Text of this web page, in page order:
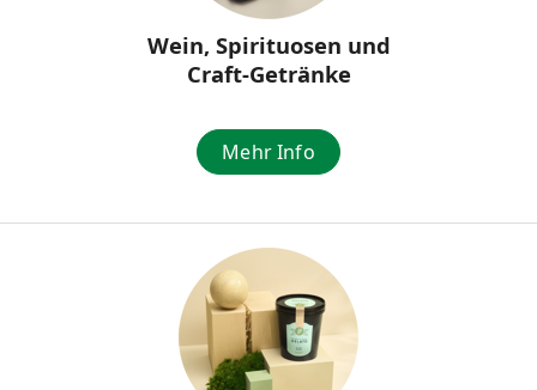
Wein, Spirituosen und
Craft-Getränke
Mehr Info